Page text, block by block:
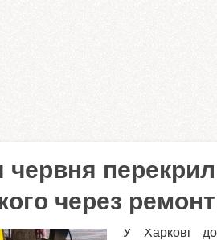
червня
через
У Харкові до